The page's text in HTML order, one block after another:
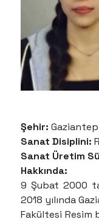
Şehir: Gaziantep
Sanat Disiplini:
Sanat Üretim
Hakkında:
9 Şubat 2000
2018 yılında
Fakültesi Resim